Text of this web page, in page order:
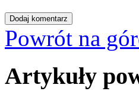
Powrót na
Artykuły